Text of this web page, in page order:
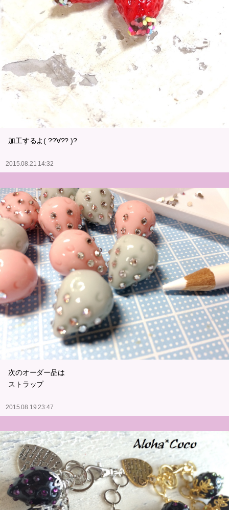
加工するよ( ??∀?? )?
2015.08.21 14:32
次のオーダー品は
ストラップ
2015.08.19 23:47